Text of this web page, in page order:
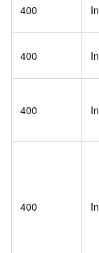
400
400
400
400